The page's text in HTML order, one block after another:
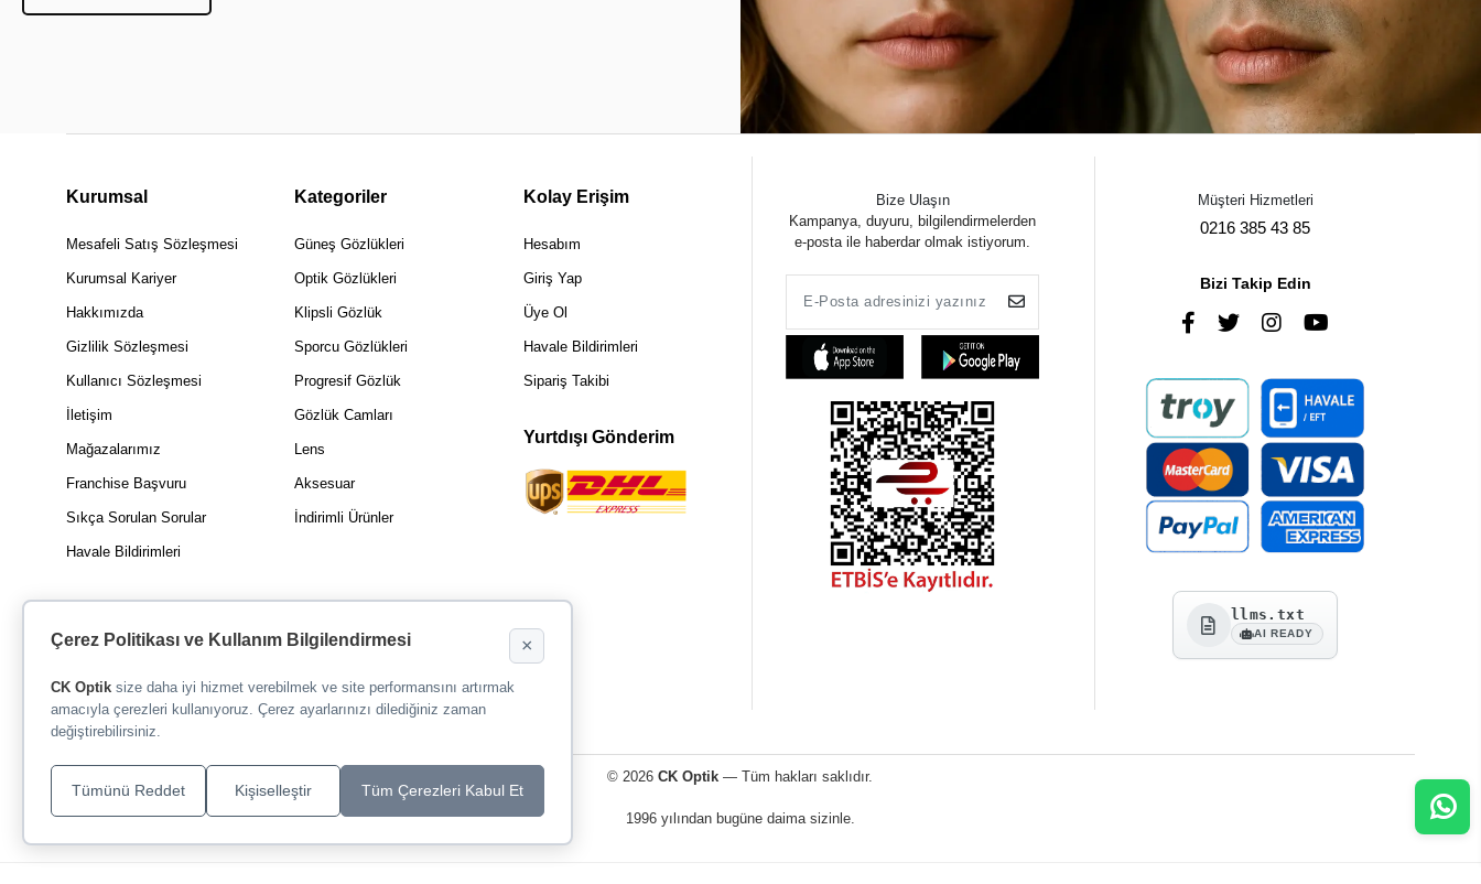
Kurumsal
Mesafeli Satış Sözleşmesi
Kurumsal Kariyer
Hakkımızda
Gizlilik Sözleşmesi
Kullanıcı Sözleşmesi
İletişim
Mağazalarımız
Franchise Başvuru
Sıkça Sorulan Sorular
Havale Bildirimleri
Kategoriler
Güneş Gözlükleri
Optik Gözlükleri
Klipsli Gözlük
Sporcu Gözlükleri
Progresif Gözlük
Gözlük Camları
Lens
Aksesuar
İndirimli Ürünler
Kolay Erişim
Hesabım
Giriş Yap
Üye Ol
Havale Bildirimleri
Sipariş Takibi
Yurtdışı Gönderim
Bize Ulaşın
Kampanya, duyuru, bilgilendirmelerden
e-posta ile haberdar olmak istiyorum.
Müşteri Hizmetleri
0216 385 43 85
Bizi Takip Edin
llms.txt
AI READY
© 2026CK Optik — Tüm hakları saklıdır.
1996 yılından bugüne daima sizinle.
Çerez Politikası ve Kullanım Bilgilendirmesi ×
CK Optik size daha iyi hizmet verebilmek ve site performansını artırmak
amacıyla çerezleri kullanıyoruz. Çerez ayarlarınızı dilediğiniz zaman
değiştirebilirsiniz.
Tüm Çerezleri Kabul Et
Kişiselleştir
Tümünü Reddet